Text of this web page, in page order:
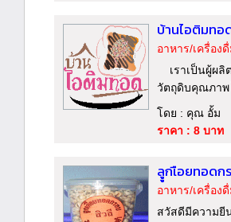
บ้านไอติมทอ
อาหาร/เครื่อง
เราเป็นผู้ผลิ
วัตถุดิบคุณภาพ
โดย : คุณ อั้ม
ราคา : 8 บาท
ลููกเือยทอดก
อาหาร/เครื่อง
สวัสดีมีความยี